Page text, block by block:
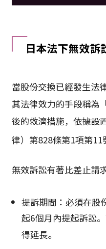
日本法下無效訴
當股份交換已經發生法
其法律效力的手段稱為
後的救濟措施，依據設
律）第828條第1項第11
無效訴訟有著比差止請
提訴期間：必須在股
起6個月內提起訴訟
得延長。